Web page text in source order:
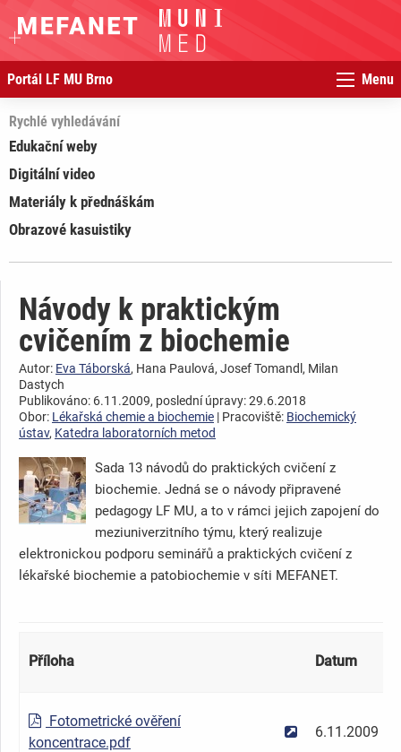
Portál LF MU Brno Menu
Rychlé vyhledávání
Edukační weby
Digitální video
Materiály k přednáškám
Obrazové kasuistiky
Návody k praktickým
cvičením z biochemie
Autor: Eva Táborská, Hana Paulová, Josef Tomandl, Milan
Dastych
Publikováno: 6.11.2009, poslední úpravy: 29.6.2018
Obor: Lékařská chemie a biochemie | Pracoviště: Biochemický
ústav, Katedra laboratorních metod
Sada 13 návodů do praktických cvičení z
biochemie. Jedná se o návody připravené
pedagogy LF MU, a to v rámci jejich zapojení do
meziuniverzitního týmu, který realizuje
elektronickou podporu seminářů a praktických cvičení z
lékařské biochemie a patobiochemie v síti MEFANET.
Příloha Datum
Fotometrické ověření
koncentrace.pdf
6.11.2009